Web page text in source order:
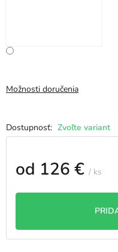
Zvoľte variant
Možnosti doručenia
od 126 € / ks